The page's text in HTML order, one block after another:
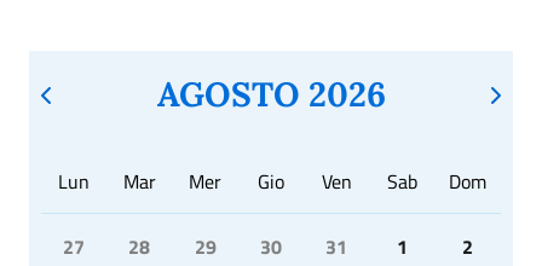
AGOSTO 2026
Lun Mar Mer Gio Ven Sab Dom
27 28 29 30 31 1 2